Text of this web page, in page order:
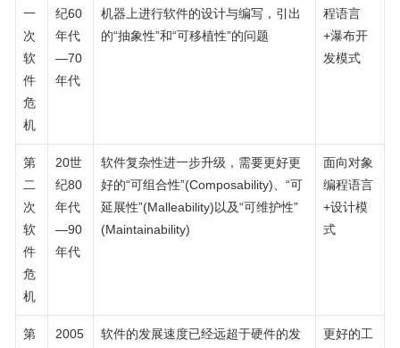
一
次
软
件
危
机
纪60
年代
—70
年代
机器上进行软件的设计与编写，引出
的“抽象性”和“可移植性”的问题
程语言
+瀑布开
发模式
第
二
次
软
件
危
机
20世
纪80
年代
—90
年代
软件复杂性进一步升级，需要更好更
好的“可组合性”(Composability)、“可
延展性”(Malleability)以及“可维护性”
(Maintainability)
面向对象
编程语言
+设计模
式
第
2005
软件的发展速度已经远超于硬件的发
更好的工